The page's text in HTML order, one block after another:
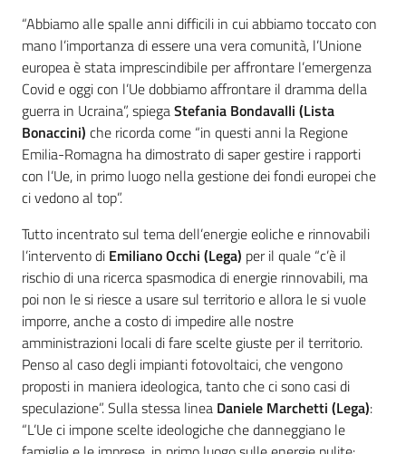
“Abbiamo alle spalle anni difficili in cui abbiamo toccato con
mano l’importanza di essere una vera comunità, l’Unione
europea è stata imprescindibile per affrontare l’emergenza
Covid e oggi con l’Ue dobbiamo affrontare il dramma della
guerra in Ucraina”, spiegaStefania Bondavalli (Lista
Bonaccini) che ricorda come “in questi anni la Regione
Emilia-Romagna ha dimostrato di saper gestire i rapporti
con l’Ue, in primo luogo nella gestione dei fondi europei che
ci vedono al top”.
Tutto incentrato sul tema dell’energie eoliche e rinnovabili
l’intervento di Emiliano Occhi (Lega) per il quale “c’è il
rischio di una ricerca spasmodica di energie rinnovabili, ma
poi non le si riesce a usare sul territorio e allora le si vuole
imporre, anche a costo di impedire alle nostre
amministrazioni locali di fare scelte giuste per il territorio.
Penso al caso degli impianti fotovoltaici, che vengono
proposti in maniera ideologica, tanto che ci sono casi di
speculazione”. Sulla stessa linea Daniele Marchetti (Lega):
“L’Ue ci impone scelte ideologiche che danneggiano le